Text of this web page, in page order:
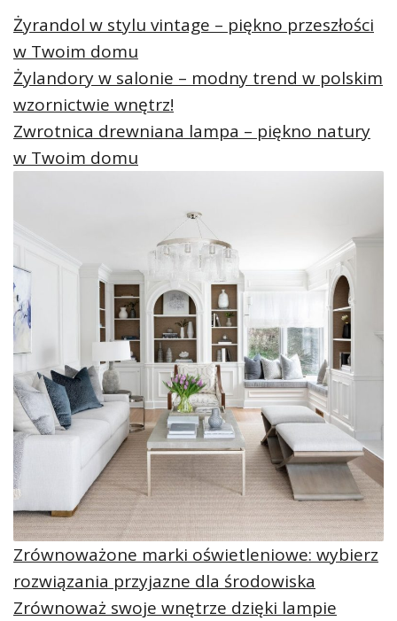
Żyrandol w stylu vintage – piękno przeszłości
w Twoim domu
Żylandory w salonie – modny trend w polskim
wzornictwie wnętrz!
Zwrotnica drewniana lampa – piękno natury
w Twoim domu
Zrównoważone marki oświetleniowe: wybierz
rozwiązania przyjazne dla środowiska
Zrównoważ swoje wnętrze dzięki lampie